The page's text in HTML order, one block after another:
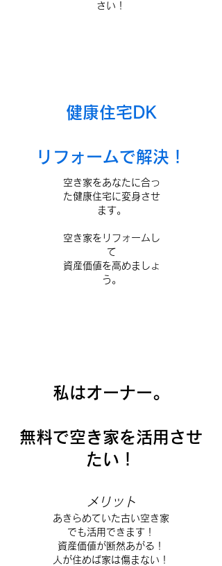
さい！
​健康住宅DK
リフォームで解決！
空き家をあなたに合っ
た健康住宅に変身させ
ます。
空き家をリフォームし
て
資産価値を高めましょ
う。
私はオーナー。
​無料で空き家を活用させ
たい！
メリット
あきらめていた古い空き家
でも活用できます！
資産価値が断然あがる！
人が住めば家は傷まない！